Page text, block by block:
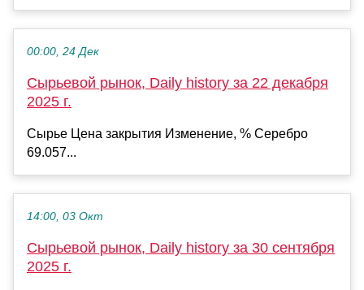
00:00, 24 Дек
Сырьевой рынок, Daily history за 22 декабря
2025 г.
Сырье Цена закрытия Изменение, % Серебро
69.057...
14:00, 03 Окт
Сырьевой рынок, Daily history за 30 сентября
2025 г.